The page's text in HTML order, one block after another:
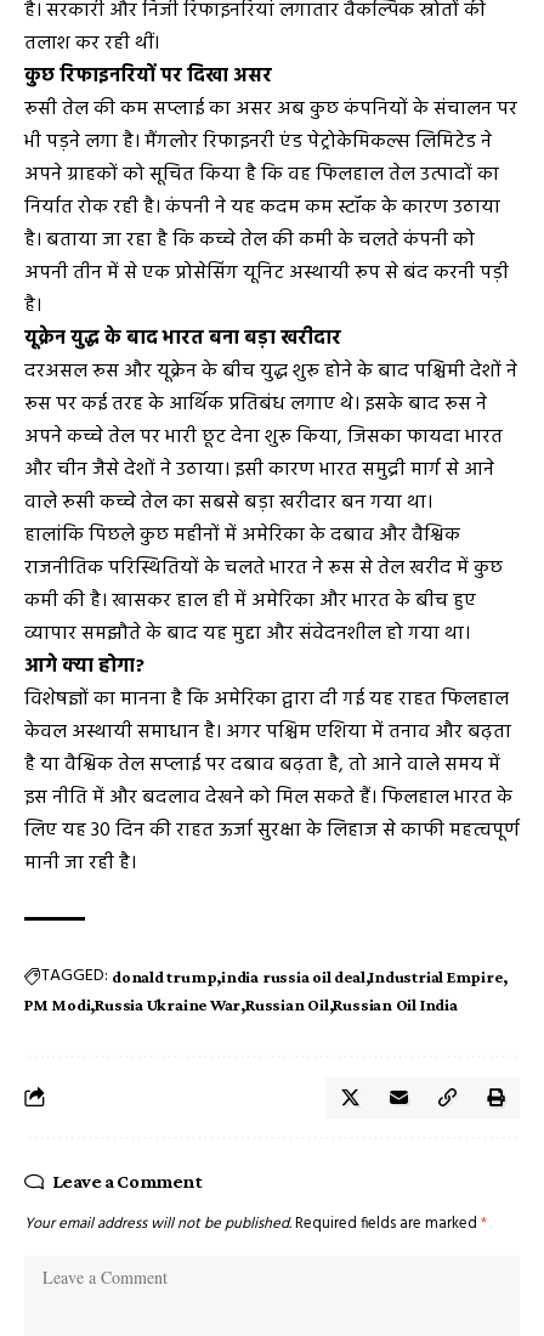
है। सरकारी और निजी रिफाइनरियां लगातार वैकल्पिक स्रोतों की
तलाश कर रही थीं।
कुछ रिफाइनरियों पर दिखा असर
रूसी तेल की कम सप्लाई का असर अब कुछ कंपनियों के संचालन पर
भी पड़ने लगा है। मैंगलोर रिफाइनरी एंड पेट्रोकेमिकल्स लिमिटेड ने
अपने ग्राहकों को सूचित किया है कि वह फिलहाल तेल उत्पादों का
निर्यात रोक रही है। कंपनी ने यह कदम कम स्टॉक के कारण उठाया
है। बताया जा रहा है कि कच्चे तेल की कमी के चलते कंपनी को
अपनी तीन में से एक प्रोसेसिंग यूनिट अस्थायी रूप से बंद करनी पड़ी
है।
यूक्रेन युद्ध के बाद भारत बना बड़ा खरीदार
दरअसल रूस और यूक्रेन के बीच युद्ध शुरू होने के बाद पश्चिमी देशों ने
रूस पर कई तरह के आर्थिक प्रतिबंध लगाए थे। इसके बाद रूस ने
अपने कच्चे तेल पर भारी छूट देना शुरू किया, जिसका फायदा भारत
और चीन जैसे देशों ने उठाया। इसी कारण भारत समुद्री मार्ग से आने
वाले रूसी कच्चे तेल का सबसे बड़ा खरीदार बन गया था।
हालांकि पिछले कुछ महीनों में अमेरिका के दबाव और वैश्विक
राजनीतिक परिस्थितियों के चलते भारत ने रूस से तेल खरीद में कुछ
कमी की है। खासकर हाल ही में अमेरिका और भारत के बीच हुए
व्यापार समझौते के बाद यह मुद्दा और संवेदनशील हो गया था।
आगे क्या होगा?
विशेषज्ञों का मानना है कि अमेरिका द्वारा दी गई यह राहत फिलहाल
केवल अस्थायी समाधान है। अगर पश्चिम एशिया में तनाव और बढ़ता
है या वैश्विक तेल सप्लाई पर दबाव बढ़ता है, तो आने वाले समय में
इस नीति में और बदलाव देखने को मिल सकते हैं। फिलहाल भारत के
लिए यह 30 दिन की राहत ऊर्जा सुरक्षा के लिहाज से काफी महत्वपूर्ण
मानी जा रही है।
TAGGED: donald trump india russia oil deal Industrial Empire
PM Modi Russia Ukraine War Russian Oil Russian Oil India
Leave a Comment
Your email address will not be published.Required fields are marked *